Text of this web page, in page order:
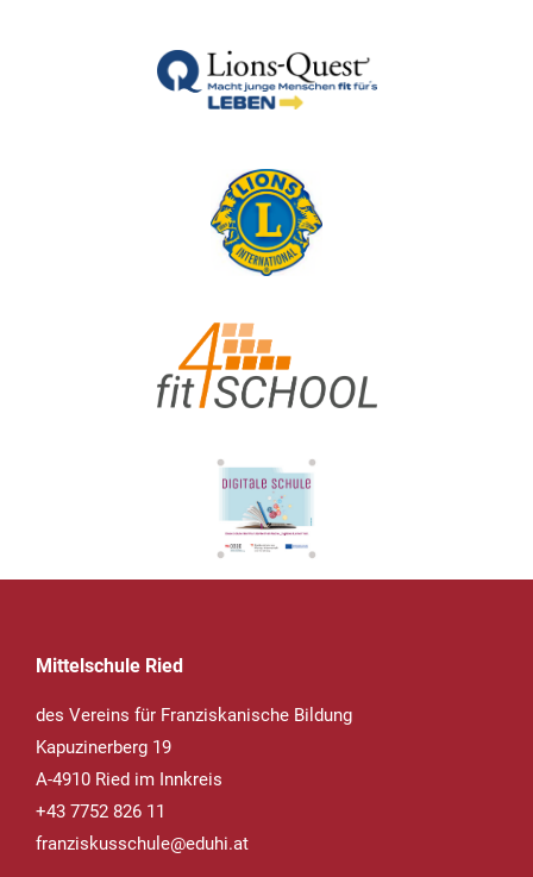
Mittelschule Ried
des Vereins für Franziskanische Bildung
Kapuzinerberg 19
A-4910 Ried im Innkreis
+43 7752 826 11
franziskusschule@eduhi.at